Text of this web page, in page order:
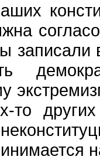
записали
то